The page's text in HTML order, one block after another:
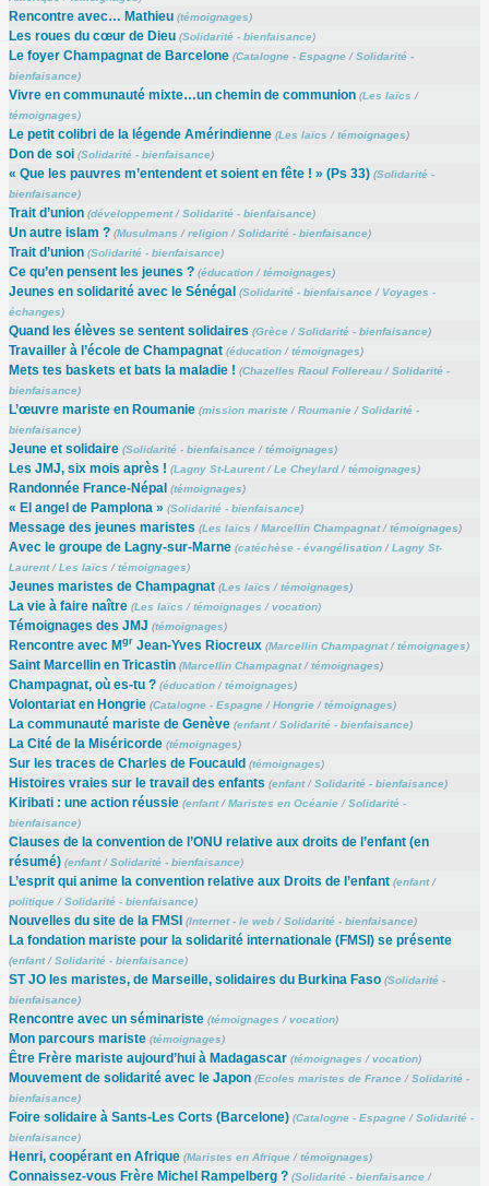
Rencontre avec… Mathieu (témoignages)
Les roues du cœur de Dieu (Solidarité - bienfaisance)
Le foyer Champagnat de Barcelone (Catalogne - Espagne/Solidarité -
bienfaisance)
Vivre en communauté mixte…un chemin de communion (Les laïcs /
témoignages)
Le petit colibri de la légende Amérindienne (Les laïcs /témoignages)
Don de soi (Solidarité - bienfaisance)
« Que les pauvres m’entendent et soient en fête ! » (Ps 33) (Solidarité -
bienfaisance)
Trait d’union (développement/Solidarité - bienfaisance)
Un autre islam ? (Musulmans /religion/Solidarité - bienfaisance)
Trait d’union (Solidarité - bienfaisance)
Ce qu’en pensent les jeunes ? (éducation/témoignages)
Jeunes en solidarité avec le Sénégal (Solidarité - bienfaisance/ Voyages -
échanges)
Quand les élèves se sentent solidaires (Grèce/Solidarité - bienfaisance)
Travailler à l’école de Champagnat (éducation/témoignages)
Mets tes baskets et bats la maladie ! (Chazelles Raoul Follereau/Solidarité -
bienfaisance)
L’œuvre mariste en Roumanie (mission mariste/Roumanie/Solidarité -
bienfaisance)
Jeune et solidaire (Solidarité - bienfaisance/témoignages)
Les JMJ, six mois après ! (Lagny St-Laurent/Le Cheylard/témoignages)
Randonnée France-Népal (témoignages)
« El angel de Pamplona » (Solidarité - bienfaisance)
Message des jeunes maristes (Les laïcs /Marcellin Champagnat/témoignages)
Avec le groupe de Lagny-sur-Marne (catéchèse - évangélisation/Lagny St-
Laurent/Les laïcs /témoignages)
Jeunes maristes de Champagnat (Les laïcs /témoignages)
La vie à faire naître (Les laïcs /témoignages /vocation)
Témoignages des JMJ (témoignages)
Rencontre avec MgrJean-Yves Riocreux (Marcellin Champagnat/témoignages)
Saint Marcellin en Tricastin (Marcellin Champagnat/témoignages)
Champagnat, où es-tu ? (éducation/témoignages)
Volontariat en Hongrie (Catalogne - Espagne/Hongrie/témoignages)
La communauté mariste de Genève (enfant/Solidarité - bienfaisance)
La Cité de la Miséricorde (témoignages)
Sur les traces de Charles de Foucauld (témoignages)
Histoires vraies sur le travail des enfants (enfant/Solidarité - bienfaisance)
Kiribati : une action réussie (enfant/Maristes en Océanie/Solidarité -
bienfaisance)
Clauses de la convention de l’ONU relative aux droits de l’enfant (en
résumé) (enfant/Solidarité - bienfaisance)
L’esprit qui anime la convention relative aux Droits de l’enfant (enfant/
politique/Solidarité - bienfaisance)
Nouvelles du site de la FMSI (Internet - le web/Solidarité - bienfaisance)
La fondation mariste pour la solidarité internationale (FMSI) se présente
(enfant/Solidarité - bienfaisance)
ST JO les maristes, de Marseille, solidaires du Burkina Faso (Solidarité -
bienfaisance)
Rencontre avec un séminariste (témoignages /vocation)
Mon parcours mariste (témoignages)
Être Frère mariste aujourd’hui à Madagascar (témoignages /vocation)
Mouvement de solidarité avec le Japon (Ecoles maristes de France/Solidarité -
bienfaisance)
Foire solidaire à Sants-Les Corts (Barcelone) (Catalogne - Espagne/Solidarité -
bienfaisance)
Henri, coopérant en Afrique (Maristes en Afrique/témoignages)
Connaissez-vous Frère Michel Rampelberg ? (Solidarité - bienfaisance/